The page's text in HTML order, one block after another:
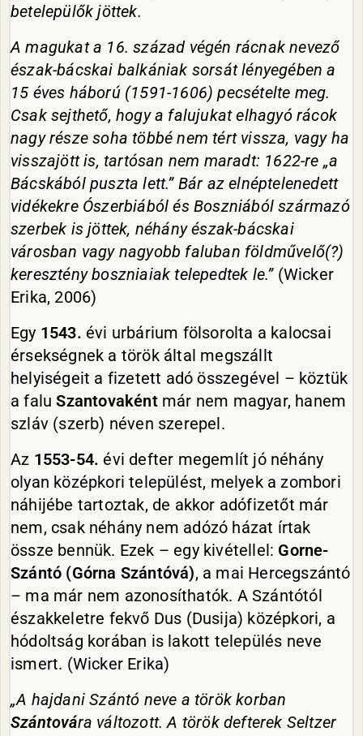
betelepülők jöttek.
A magukat a 16. század végén rácnak nevező
észak-bácskai balkániak sorsát lényegében a
15 éves háború (1591-1606) pecsételte meg.
Csak sejthető, hogy a falujukat elhagyó rácok
nagy része soha többé nem tért vissza, vagy ha
visszajött is, tartósan nem maradt: 1622-re „a
Bácskából puszta lett.” Bár az elnéptelenedett
vidékekre Ószerbiából és Boszniából származó
szerbek is jöttek, néhány észak-bácskai
városban vagy nagyobb faluban földművelő(?)
keresztény boszniaiak telepedtek le.” (Wicker
Erika, 2006)
Egy 1543. évi urbárium fölsorolta a kalocsai
érsekségnek a török által megszállt
helyiségeit a fizetett adó összegével – köztük
a faluSzantovakéntmár nem magyar, hanem
szláv (szerb) néven szerepel.
Az 1553-54. évi defter megemlít jó néhány
olyan középkori települést, melyek a zombori
náhijébe tartoztak, de akkor adófizetőt már
nem, csak néhány nem adózó házat írtak
össze bennük. Ezek – egy kivétellel: Gorne-
Szántó (Górna Szántóvá), a mai Hercegszántó
– ma már nem azonosíthatók. A Szántótól
északkeletre fekvő Dus (Dusija) középkori, a
hódoltság korában is lakott település neve
ismert. (Wicker Erika)
„A hajdani Szántó neve a török korban
Szántovára változott. A török defterek Seltzer